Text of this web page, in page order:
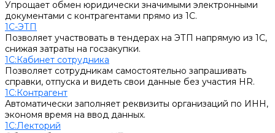
Упрощает обмен юридически значимыми электронными
документами с контрагентами прямо из 1С.
1С-ЭТП
Позволяет участвовать в тендерах на ЭТП напрямую из 1С,
снижая затраты на госзакупки.
1С:Кабинет сотрудника
Позволяет сотрудникам самостоятельно запрашивать
справки, отпуска и видеть свои данные без участия HR.
1С:Контрагент
Автоматически заполняет реквизиты организаций по ИНН,
экономя время на ввод данных.
1С:Лекторий